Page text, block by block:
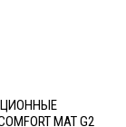
MAT G2